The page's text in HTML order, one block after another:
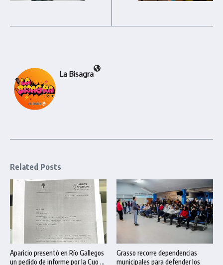
La Bisagra
Related Posts
Aparicio presentó en Río Gallegos
un pedido de informe por la Cuo ...
Grasso recorre dependencias
municipales para defender los